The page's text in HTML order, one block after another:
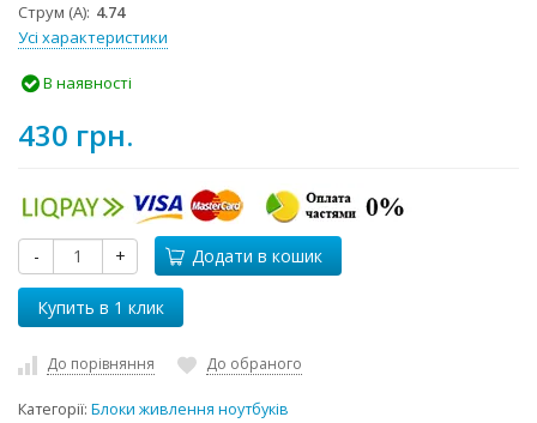
Струм (А) 4.74
Усі характеристики
В наявності
430 грн.
- + Додати в кошик
До порівняння До обраного
Категорії: Блоки живлення ноутбуків